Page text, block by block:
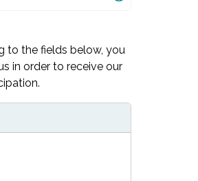
to the fields below, you
in order to receive our